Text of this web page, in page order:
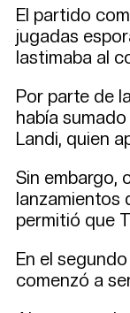
El partido
jugadas
lastimaba al
Por parte de
había
Landi, quien
Sin embargo,
lanzamientos
permitió que
En el
comenzó a